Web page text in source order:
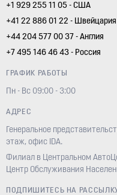
+1 929 255 11 05 - США
+41 22 886 01 22 - Швейцария
+44 204 577 00 37 - Англия
+7 495 146 46 43 - Россия
ГРАФИК РАБОТЫ
Пн - Вс 09:00 - 3:00
АДРЕС
Генеральное
этаж, офис IDA.
Филиал в Центральном
Центр Обслуживания
ПОДПИШИТЕСЬ НА